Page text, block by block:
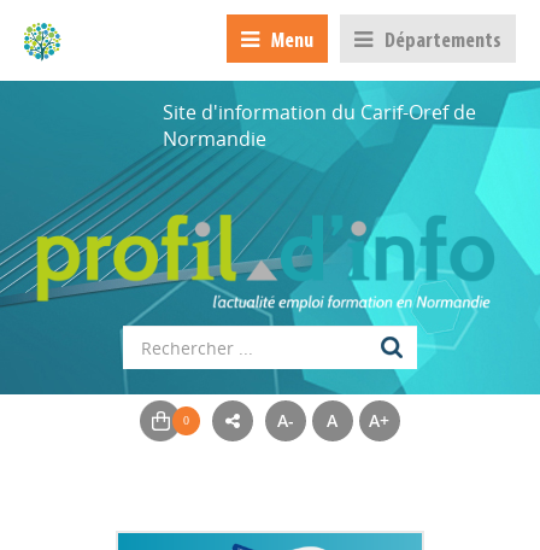
Menu Départements
Site d'information du Carif-Oref de
Normandie
A- A A+